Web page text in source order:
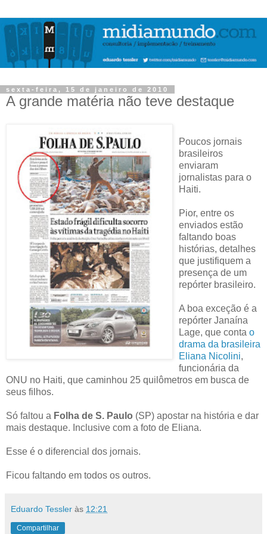
sexta-feira, 15 de janeiro de 2010
A grande matéria não teve destaque
Poucos jornais
brasileiros
enviaram
jornalistas para o
Haiti.
Pior, entre os
enviados estão
faltando boas
histórias, detalhes
que justifiquem a
presença de um
repórter brasileiro.
A boa exceção é a
repórter Janaína
Lage, que conta o
drama da brasileira
Eliana Nicolini,
funcionária da
ONU no Haiti, que caminhou 25 quilômetros em busca de
seus filhos.
Só faltou a Folha de S. Paulo (SP) apostar na história e dar
mais destaque. Inclusive com a foto de Eliana.
Esse é o diferencial dos jornais.
Ficou faltando em todos os outros.
Eduardo Tessler às 12:21
Compartilhar